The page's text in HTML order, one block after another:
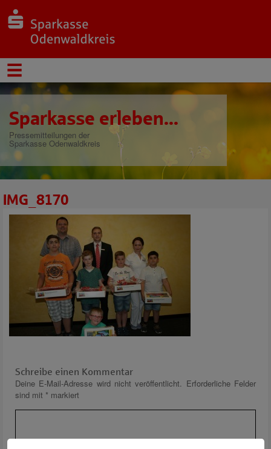
Sparkasse erleben...
Pressemitteilungen der
Sparkasse Odenwaldkreis
IMG_8170
Schreibe einen Kommentar
Deine E-Mail-Adresse wird nicht veröffentlicht. Erforderliche Felder
sind mit * markiert